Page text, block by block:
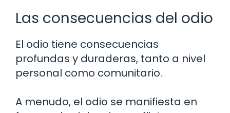
Las consecuencias del odio
El odio tiene consecuencias
profundas y duraderas, tanto a nivel
personal como comunitario.
A menudo, el odio se manifiesta en